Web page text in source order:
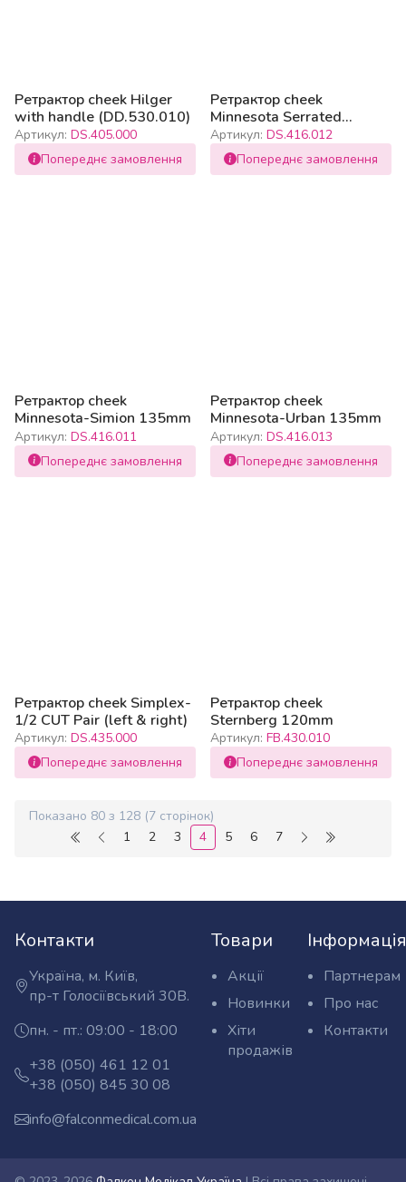
Ретрактор cheek Hilger
with handle (DD.530.010)
Артикул: DS.405.000
Попереднє замовлення
Ретрактор cheek
Minnesota Serrated
135mm
Артикул: DS.416.012
Попереднє замовлення
Ретрактор cheek
Minnesota-Simion 135mm
Артикул: DS.416.011
Попереднє замовлення
Ретрактор cheek
Minnesota-Urban 135mm
Артикул: DS.416.013
Попереднє замовлення
Ретрактор cheek Simplex-
1/2 CUT Pair (left & right)
Артикул: DS.435.000
Попереднє замовлення
Ретрактор cheek
Sternberg 120mm
Артикул: FB.430.010
Попереднє замовлення
Показано 80 з 128 (7 сторінок)
1
2 3 4(поточна)
5 6 7
Контакти
Адреса:
Україна, м. Київ,
пр-т Голосіївський 30В.
Графік
роботи:
пн. - пт.: 09:00 - 18:00
Телефони:
Оптовий
відділ
+38 (050) 461 12 01
Роздрібний
+38 (050) 845 30 08
E-info@falconmedical.com.ua
Товари
Акції
Новинки
Хіти
продажів
Інформація
Партнерам
Про нас
Контакти